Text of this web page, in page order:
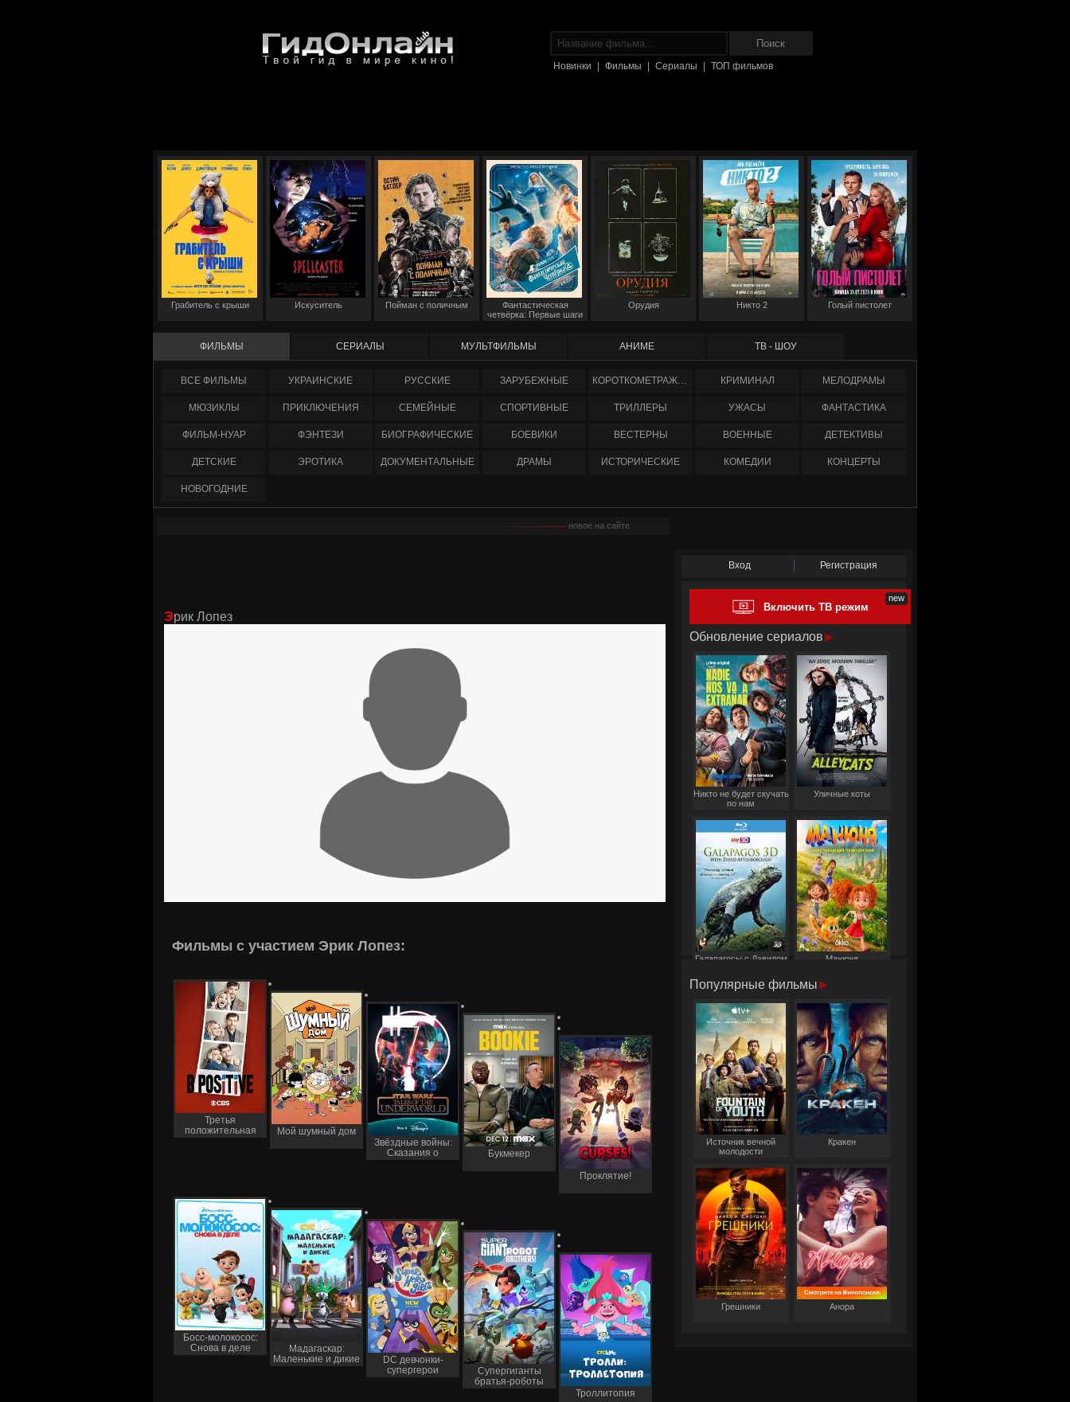
Новинки Фильмы Сериалы ТОП фильмов
Грабитель с крыши Искуситель Пойман с поличным
Фантастическая
четвёрка: Первые шаги
Орудия Никто 2 Голый пистолет
ФИЛЬМЫ СЕРИАЛЫ МУЛЬТФИЛЬМЫ АНИМЕ ТВ - ШОУ
ФИЛЬМЫ УКРАИНCКИЕ РУССКИЕ ЗАРУБЕЖНЫЕ КОРОТКОМЕТРАЖНЫЕ КРИМИНАЛ МЕЛОДРАМЫ
МЮЗИКЛЫ ПРИКЛЮЧЕНИЯ СЕМЕЙНЫЕ СПОРТИВНЫЕ ТРИЛЛЕРЫ УЖАСЫ ФАНТАСТИКА
ФИЛЬМ-НУАР ФЭНТЕЗИ БИОГРАФИЧЕСКИЕ БОЕВИКИ ВЕСТЕРНЫ ВОЕННЫЕ ДЕТЕКТИВЫ
ДЕТСКИЕ ЭРОТИКА ДОКУМЕНТАЛЬНЫЕ ДРАМЫ ИСТОРИЧЕСКИЕ КОМЕДИИ КОНЦЕРТЫ
НОВОГОДНИЕ
новое на сайте
Эрик Лопез
Фильмы с участием Эрик Лопез:
Третья
положительная
Мой шумный дом
Звёздные войны:
Сказания о
преступном мире
Букмекер
Проклятие!
Босс-молокосос:
Снова в деле
Мадагаскар:
Маленькие и дикие
DC девчонки-
супергерои
Супергиганты
братья-роботы
Троллитопия
Вход Регистрация
Включить ТВ режим
Обновление сериалов
Никто не будет скучать
по нам
Уличные коты
Галапагосы с Дэвидом
Манюня
Популярные фильмы
Источник вечной
молодости
Кракен
Грешники Анора